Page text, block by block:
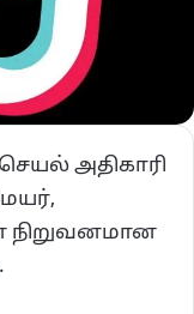
அதிகாரி
நிறுவனமான